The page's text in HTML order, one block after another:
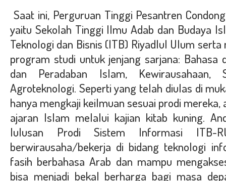
Saat ini, Perguruan Tinggi Pesantren
yaitu Sekolah Tinggi Ilmu Adab dan Budaya
Teknologi dan Bisnis (ITB) Riyadlul Ulum
program studi untuk jenjang sarjana: Bahasa
dan Peradaban Islam, Kewirausahaan,
Agroteknologi. Seperti yang telah diulas di
hanya mengkaji keilmuan sesuai prodi
ajaran Islam melalui kajian kitab kuning.
lulusan Prodi Sistem Informasi ITB-
berwirausaha/bekerja di bidang teknologi
fasih berbahasa Arab dan mampu
bisa menjadi bekal berharga bagi masa